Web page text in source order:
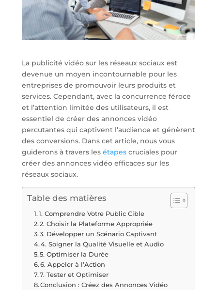
La publicité vidéo sur les réseaux sociaux est
devenue un moyen incontournable pour les
entreprises de promouvoir leurs produits et
services. Cependant, avec la concurrence féroce
et l’attention limitée des utilisateurs, il est
essentiel de créer des annonces vidéo
percutantes qui captivent l’audience et génèrent
des conversions. Dans cet article, nous vous
guiderons à travers les étapescruciales pour
créer des annonces vidéo efficaces sur les
réseaux sociaux.
Table des matières
1. Comprendre Votre Public Cible
2. Choisir la Plateforme Appropriée
3. Développer un Scénario Captivant
4. Soigner la Qualité Visuelle et Audio
5. Optimiser la Durée
6. Appeler à l’Action
7. Tester et Optimiser
Conclusion : Créez des Annonces Vidéo